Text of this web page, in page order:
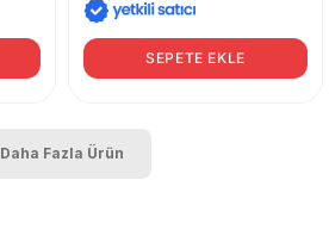
SEPETE EKLE
Daha Fazla Ürün